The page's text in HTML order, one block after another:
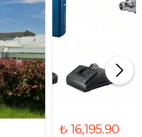
₺ 16,195.90